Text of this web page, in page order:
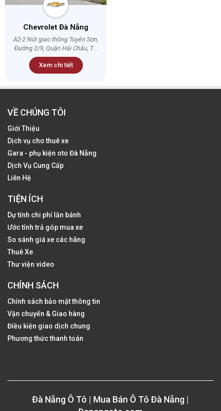
Chevrolet Đà Nẵng
A2-2 Nút giao thông Tuyên Sơn,
Đường 2/9, Quận Hải Châu, TP.
Đà Nẵng
Xem chi tiết
VỀ CHÚNG TÔI
Giới Thiệu
Dịch vụ cho thuê xe
Gara - phụ kiện oto Đà Nẵng
Dịch Vụ Cung Cấp
Liên Hệ
TIỆN ÍCH
Dự tính chi phí lăn bánh
Ước tính trả góp mua xe
So sánh giá xe các hãng
Thuê Xe
Thư viện video
CHÍNH SÁCH
Chính sách bảo mật thông tin
Vận chuyển & Giao hàng
Điều kiện giao dịch chung
Phương thức thanh toán
Đà Nẵng Ô Tô | Mua Bán Ô Tô Đà Nẵng |